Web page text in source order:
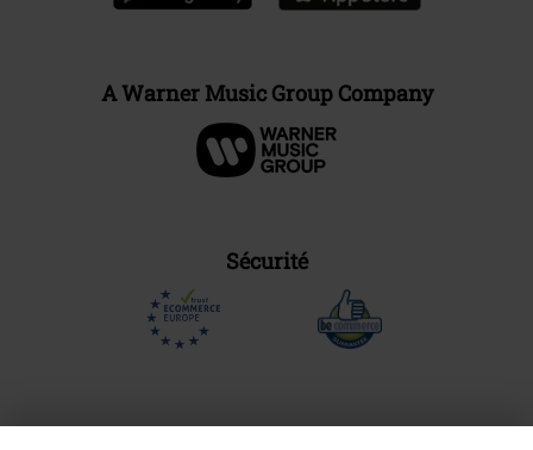
A Warner Music Group Company
Sécurité